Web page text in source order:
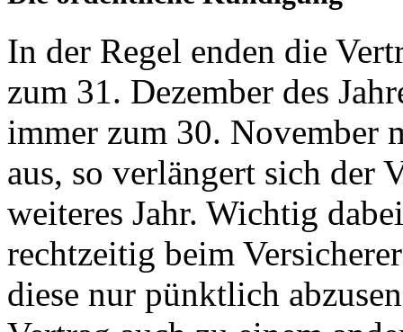
In der Regel enden die
zum 31. Dezember des
immer zum 30.
aus, so verlängert sich der
weiteres Jahr. Wichtig
rechtzeitig beim
diese nur pünktlich